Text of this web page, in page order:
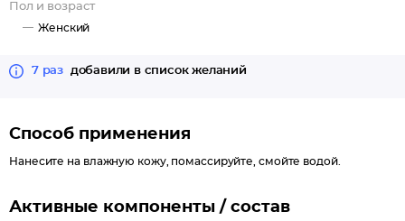
Пол и возраст
Женский
7 раз добавили в список желаний
Способ применения
Нанесите на влажную кожу, помассируйте, смойте водой.
Активные компоненты / состав